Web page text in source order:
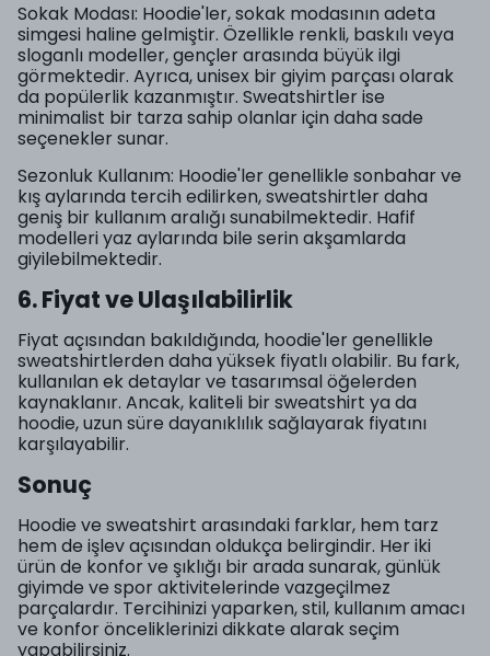
Sokak Modası: Hoodie'ler, sokak modasının adeta
simgesi haline gelmiştir. Özellikle renkli, baskılı veya
sloganlı modeller, gençler arasında büyük ilgi
görmektedir. Ayrıca, unisex bir giyim parçası olarak
da popülerlik kazanmıştır. Sweatshirtler ise
minimalist bir tarza sahip olanlar için daha sade
seçenekler sunar.
Sezonluk Kullanım: Hoodie'ler genellikle sonbahar ve
kış aylarında tercih edilirken, sweatshirtler daha
geniş bir kullanım aralığı sunabilmektedir. Hafif
modelleri yaz aylarında bile serin akşamlarda
giyilebilmektedir.
6. Fiyat ve Ulaşılabilirlik
Fiyat açısından bakıldığında, hoodie'ler genellikle
sweatshirtlerden daha yüksek fiyatlı olabilir. Bu fark,
kullanılan ek detaylar ve tasarımsal öğelerden
kaynaklanır. Ancak, kaliteli bir sweatshirt ya da
hoodie, uzun süre dayanıklılık sağlayarak fiyatını
karşılayabilir.
Sonuç
Hoodie ve sweatshirt arasındaki farklar, hem tarz
hem de işlev açısından oldukça belirgindir. Her iki
ürün de konfor ve şıklığı bir arada sunarak, günlük
giyimde ve spor aktivitelerinde vazgeçilmez
parçalardır. Tercihinizi yaparken, stil, kullanım amacı
ve konfor önceliklerinizi dikkate alarak seçim
yapabilirsiniz.